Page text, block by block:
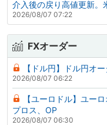
介入後の戻り高値更新。
2026/08/07 07:22
FXオーダー
【ドル円】ドル円オ
2026/08/07 06:22
【ユーロドル】ユー
プロス、OP
2026/08/07 06:30